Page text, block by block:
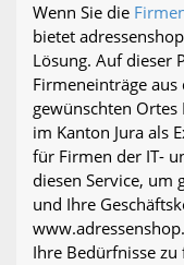
Wenn Sie die
bietet
Lösung. Auf dieser
Firmeneinträge
gewünschten
im Kanton Jura als
für Firmen der IT-
diesen Service, um
und Ihre
Ihre Bedürfnisse zu